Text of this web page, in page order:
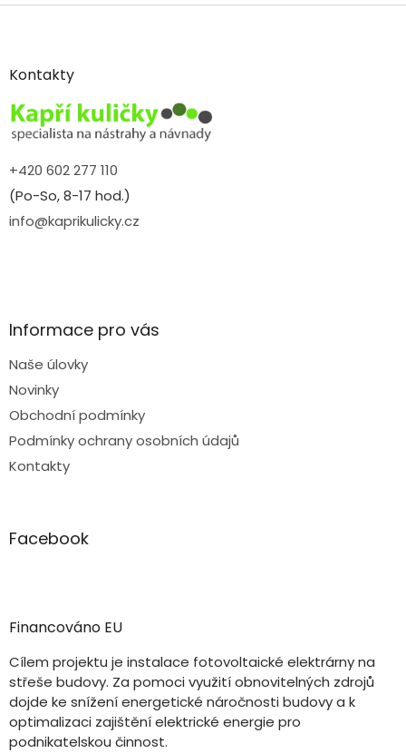
Z
aKontakty
+420 602 277 110
(Po-So, 8-17 hod.)
info@kaprikulicky.cz
Informace pro vás
Naše úlovky
Novinky
Obchodní podmínky
Podmínky ochrany osobních údajů
Kontakty
Facebook
Financováno EU
Cílem projektu je instalace fotovoltaické elektrárny na
střeše budovy. Za pomoci využití obnovitelných zdrojů
dojde ke snížení energetické náročnosti budovy a k
optimalizaci zajištění elektrické energie pro
podnikatelskou činnost.